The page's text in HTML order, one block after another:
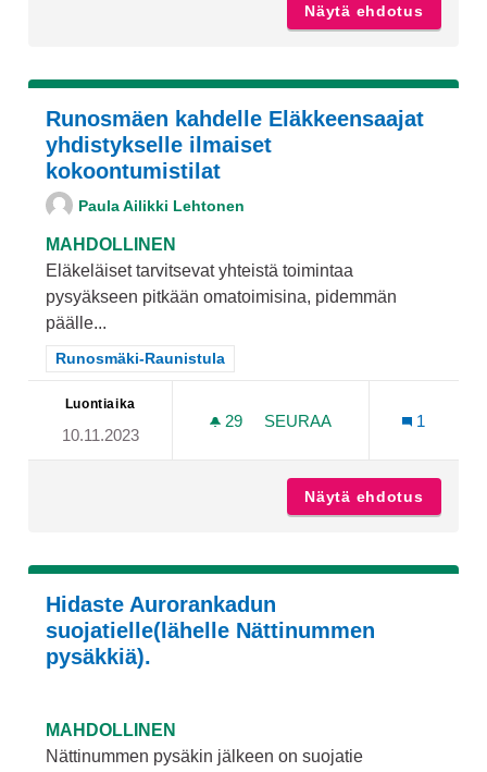
Näytä ehdotus
Runosmäen kahdelle Eläkkeensaajat
yhdistykselle ilmaiset
kokoontumistilat
Paula Ailikki Lehtonen
MAHDOLLINEN
Eläkeläiset tarvitsevat yhteistä toimintaa
pysyäkseen pitkään omatoimisina, pidemmän
päälle...
Rajaa tulokset teeman mukaan: Runosmäki-Raunistula
Runosmäki-Raunistula
Luontiaika
10.11.2023
29 29 SEURAAJAA
SEURAA
1
Näytä ehdotus
Hidaste Aurorankadun
suojatielle(lähelle Nättinummen
pysäkkiä).
MAHDOLLINEN
Nättinummen pysäkin jälkeen on suojatie